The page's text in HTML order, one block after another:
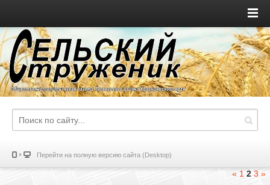
Перейти на полную версию сайта (Desktop)
« 1 2 3 »